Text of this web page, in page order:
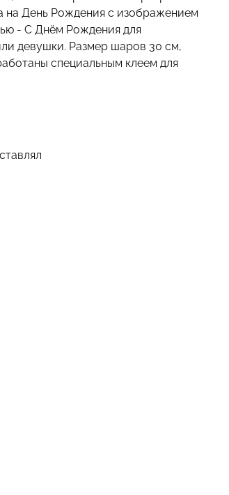
на День Рождения с изображением
- С Днём Рождения для
девушки. Размер шаров 30 см,
специальным клеем для